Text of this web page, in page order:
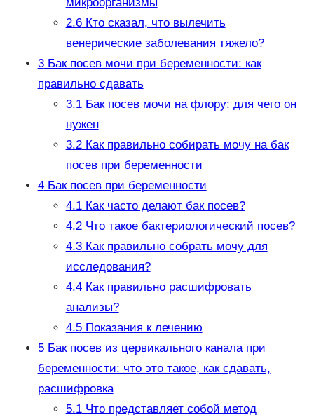
микроорганизмы
2.6Кто сказал, что вылечить
венерические заболевания тяжело?
3Бак посев мочи при беременности: как
правильно сдавать
3.1Бак посев мочи на флору: для чего он
нужен
3.2Как правильно собирать мочу на бак
посев при беременности
4Бак посев при беременности
4.1Как часто делают бак посев?
4.2Что такое бактериологический посев?
4.3Как правильно собрать мочу для
исследования?
4.4Как правильно расшифровать
анализы?
4.5Показания к лечению
5Бак посев из цервикального канала при
беременности: что это такое, как сдавать,
расшифровка
5.1Что представляет собой метод